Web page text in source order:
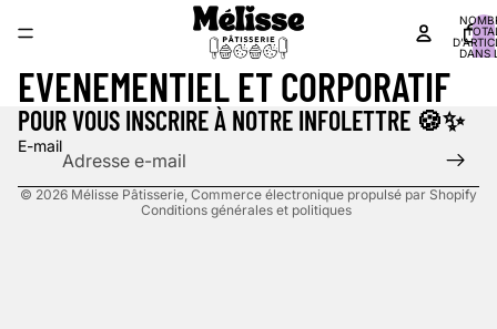
DANS
EVENEMENTIEL ET CORPORATIF
POUR VOUS INSCRIRE À NOTRE INFOLETTRE 🍪✨
E-mail
© 2026 Mélisse Pâtisserie Commerce électronique propulsé par Shopify
Conditions générales et politiques
Politique de remboursement
Politique de confidentialité
Conditions d’utilisation
Politique d’expédition
Coordonnées
Politique de résiliation